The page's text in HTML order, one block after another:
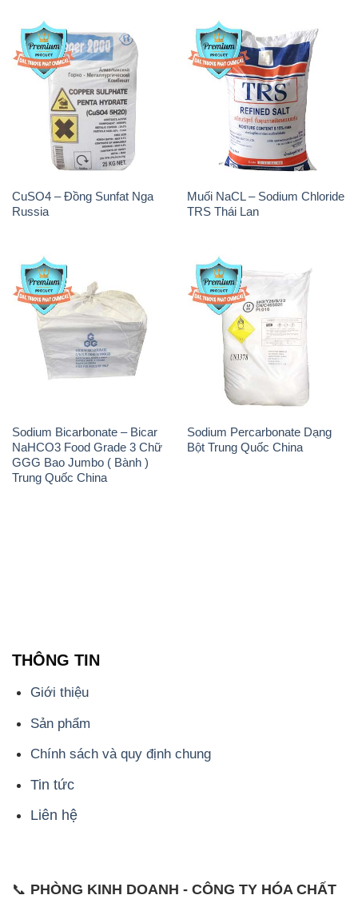
CuSO4 – Đồng Sunfat Nga
Russia
Muối NaCL – Sodium Chloride
TRS Thái Lan
Sodium Bicarbonate – Bicar
NaHCO3 Food Grade 3 Chữ
GGG Bao Jumbo ( Bành )
Trung Quốc China
Sodium Percarbonate Dạng
Bột Trung Quốc China
THÔNG TIN
Giới thiệu
Sản phẩm
Chính sách và quy định chung
Tin tức
Liên hệ
📞 PHÒNG KINH DOANH - CÔNG TY HÓA CHẤT